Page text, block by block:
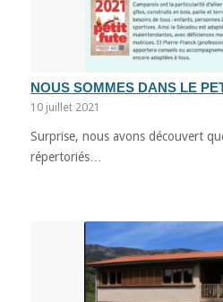
NOUS SOMMES DANS LE
10 juillet 2021
Surprise, nous avons découvert
répertoriés…